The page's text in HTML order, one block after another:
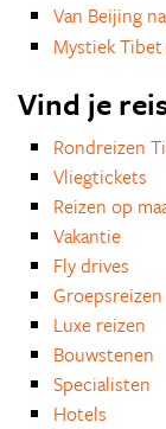
Van Beijing
Mystiek
Vind je
Rondreizen
Vliegtickets
Reizen op
Vakantie
Fly drives
Groepsreizen
Luxe reizen
Bouwstenen
Specialisten
Hotels